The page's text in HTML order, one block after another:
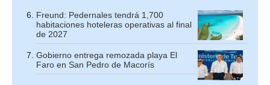
Freund: Pedernales tendrá 1,700
habitaciones hoteleras operativas al final
de 2027
Gobierno entrega remozada playa El
Faro en San Pedro de Macorís